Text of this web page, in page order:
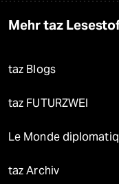
Mehr taz
taz Blogs
taz FUTURZWEI
Le Monde
taz Archiv